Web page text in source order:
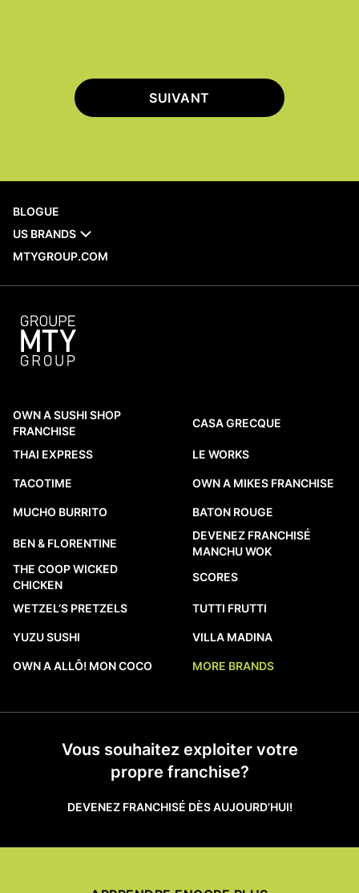
SUIVANT
BLOGUE
US BRANDS
MTYGROUP.COM
OWN A SUSHI SHOP
FRANCHISE
THAI EXPRESS
TACOTIME
MUCHO BURRITO
BEN & FLORENTINE
THE COOP WICKED
CHICKEN
WETZEL’S PRETZELS
YUZU SUSHI
OWN A ALLÔ! MON COCO
CASA GRECQUE
LE WORKS
OWN A MIKES FRANCHISE
BATON ROUGE
DEVENEZ FRANCHISÉ
MANCHU WOK
SCORES
TUTTI FRUTTI
VILLA MADINA
MORE BRANDS
Vous souhaitez exploiter votre
propre franchise?
DEVENEZ FRANCHISÉ DÈS AUJOURD’HUI!